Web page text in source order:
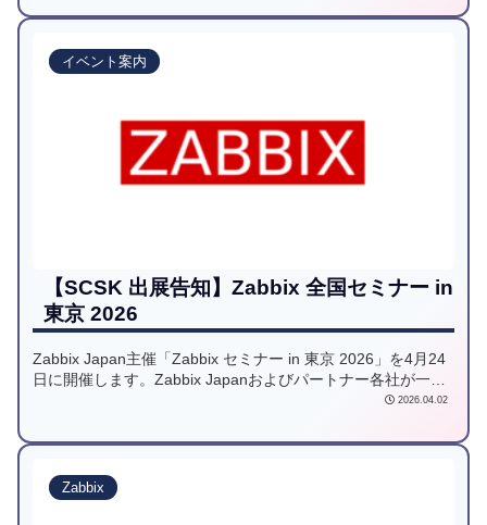
に監視しましょう。
イベント案内
【SCSK 出展告知】Zabbix 全国セミナー in
東京 2026
Zabbix Japan主催「Zabbix セミナー in 東京 2026」を4月24
日に開催します。Zabbix Japanおよびパートナー各社が一堂
に会し、Zabbixの最新動向から運用改善、自動化、可視化、
を講演・展示を通じてご紹介します。Zabbixをこれから利用
オンサイトセミナーです。
2026.04.02
Zabbix